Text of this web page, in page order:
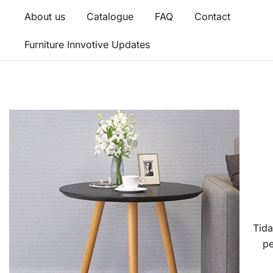
About us Catalogue FAQ Contact
Furniture Innvotive Updates